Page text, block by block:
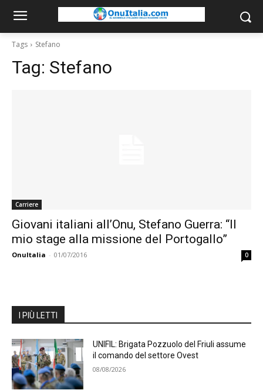
Tags Stefano
Tag: Stefano
Carriere
Giovani italiani all’Onu, Stefano Guerra: “Il
mio stage alla missione del Portogallo”
OnuItalia - 01/07/2016 0
I PIÙ LETTI
UNIFIL: Brigata Pozzuolo del Friuli assume
il comando del settore Ovest
08/08/2026